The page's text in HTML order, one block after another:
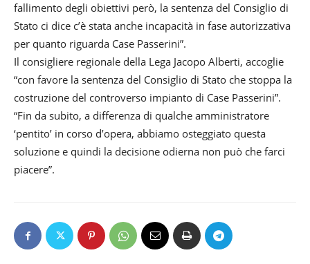
fallimento degli obiettivi però, la sentenza del Consiglio di
Stato ci dice c’è stata anche incapacità in fase autorizzativa
per quanto riguarda Case Passerini”.
Il consigliere regionale della Lega Jacopo Alberti, accoglie
“con favore la sentenza del Consiglio di Stato che stoppa la
costruzione del controverso impianto di Case Passerini”.
“Fin da subito, a differenza di qualche amministratore
‘pentito’ in corso d’opera, abbiamo osteggiato questa
soluzione e quindi la decisione odierna non può che farci
piacere”.